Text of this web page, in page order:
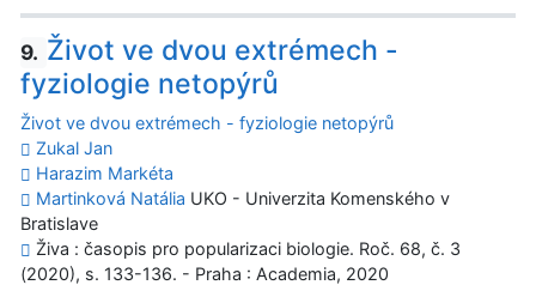
9. Život ve dvou extrémech -
fyziologie netopýrů
Život ve dvou extrémech - fyziologie netopýrů
Zukal Jan
Harazim Markéta
Martinková Natália UKO - Univerzita Komenského v
Bratislave
Živa : časopis pro popularizaci biologie. Roč. 68, č. 3
(2020), s. 133-136. - Praha : Academia, 2020